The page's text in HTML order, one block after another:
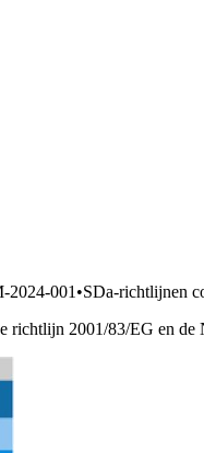
2024-001 •SDa-richtlijnen
2001/83/EG en